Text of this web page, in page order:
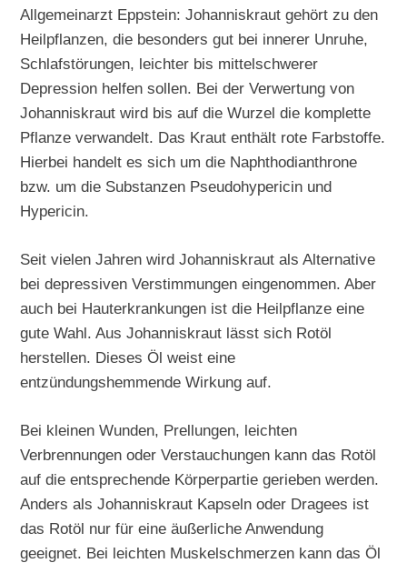
Allgemeinarzt Eppstein: Johanniskraut gehört zu den
Heilpflanzen, die besonders gut bei innerer Unruhe,
Schlafstörungen, leichter bis mittelschwerer
Depression helfen sollen. Bei der Verwertung von
Johanniskraut wird bis auf die Wurzel die komplette
Pflanze verwandelt. Das Kraut enthält rote Farbstoffe.
Hierbei handelt es sich um die Naphthodianthrone
bzw. um die Substanzen Pseudohypericin und
Hypericin.
Seit vielen Jahren wird Johanniskraut als Alternative
bei depressiven Verstimmungen eingenommen. Aber
auch bei Hauterkrankungen ist die Heilpflanze eine
gute Wahl. Aus Johanniskraut lässt sich Rotöl
herstellen. Dieses Öl weist eine
entzündungshemmende Wirkung auf.
Bei kleinen Wunden, Prellungen, leichten
Verbrennungen oder Verstauchungen kann das Rotöl
auf die entsprechende Körperpartie gerieben werden.
Anders als Johanniskraut Kapseln oder Dragees ist
das Rotöl nur für eine äußerliche Anwendung
geeignet. Bei leichten Muskelschmerzen kann das Öl